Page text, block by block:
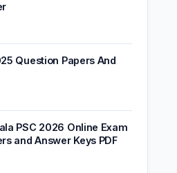
Question Papers And
PSC 2026 Online Exam
and Answer Keys PDF